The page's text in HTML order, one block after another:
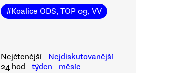
#Koalice ODS, TOP 09, VV
Nejčtenější
Nejdiskutovanější
24 hod
týden
měsíc